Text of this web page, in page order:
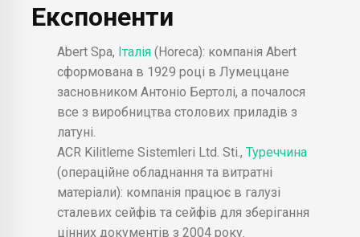
Експоненти
Abert Spa, Італія (Horeca): компанія Abert
сформована в 1929 році в Лумеццане
засновником Антоніо Бертолі, а почалося
все з виробництва столових приладів з
латуні.
ACR Kilitleme Sistemleri Ltd. Sti., Туреччина
(операційне обладнання та витратні
матеріали): компанія працює в галузі
сталевих сейфів та сейфів для зберігання
цінних документів з 2004 року.